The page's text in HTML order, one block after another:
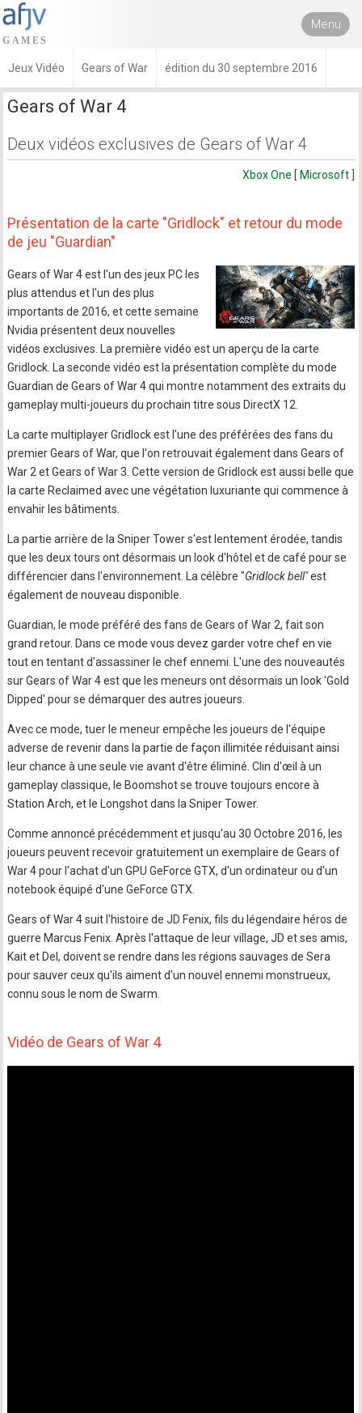
Menu
Jeux Vidéo Gears of War édition du 30 septembre 2016
Gears of War 4
Deux vidéos exclusives de Gears of War 4
Xbox One [ Microsoft ]
Présentation de la carte "Gridlock" et retour du mode
de jeu "Guardian"
Gears of War 4 est l'un des jeux PC les
plus attendus et l'un des plus
importants de 2016, et cette semaine
Nvidia présentent deux nouvelles
vidéos exclusives. La première vidéo est un aperçu de la carte
Gridlock. La seconde vidéo est la présentation complète du mode
Guardian de Gears of War 4 qui montre notamment des extraits du
gameplay multi-joueurs du prochain titre sous DirectX 12.
La carte multiplayer Gridlock est l'une des préférées des fans du
premier Gears of War, que l'on retrouvait également dans Gears of
War 2 et Gears of War 3. Cette version de Gridlock est aussi belle que
la carte Reclaimed avec une végétation luxuriante qui commence à
envahir les bâtiments.
La partie arrière de la Sniper Tower s'est lentement érodée, tandis
que les deux tours ont désormais un look d'hôtel et de café pour se
différencier dans l'environnement. La célèbre "Gridlock bell"est
également de nouveau disponible.
Guardian, le mode préféré des fans de Gears of War 2, fait son
grand retour. Dans ce mode vous devez garder votre chef en vie
tout en tentant d'assassiner le chef ennemi. L'une des nouveautés
sur Gears of War 4 est que les meneurs ont désormais un look 'Gold
Dipped' pour se démarquer des autres joueurs.
Avec ce mode, tuer le meneur empêche les joueurs de l'équipe
adverse de revenir dans la partie de façon illimitée réduisant ainsi
leur chance à une seule vie avant d'être éliminé. Clin d'œil à un
gameplay classique, le Boomshot se trouve toujours encore à
Station Arch, et le Longshot dans la Sniper Tower.
Comme annoncé précédemment et jusqu'au 30 Octobre 2016, les
joueurs peuvent recevoir gratuitement un exemplaire de Gears of
War 4 pour l'achat d'un GPU GeForce GTX, d'un ordinateur ou d'un
notebook équipé d'une GeForce GTX.
Gears of War 4 suit l'histoire de JD Fenix, fils du légendaire héros de
guerre Marcus Fenix. Après l'attaque de leur village, JD et ses amis,
Kait et Del, doivent se rendre dans les régions sauvages de Sera
pour sauver ceux qu'ils aiment d'un nouvel ennemi monstrueux,
connu sous le nom de Swarm.
Vidéo de Gears of War 4